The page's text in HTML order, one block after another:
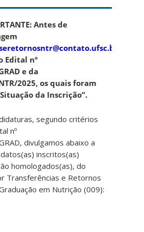
Antes de
Edital nº
e da
2025, os quais foram
da Inscrição”.
segundo critérios
nº
divulgamos abaixo a
inscritos(as)
homologados(as), do
Transferências e Retornos
em Nutrição (009):